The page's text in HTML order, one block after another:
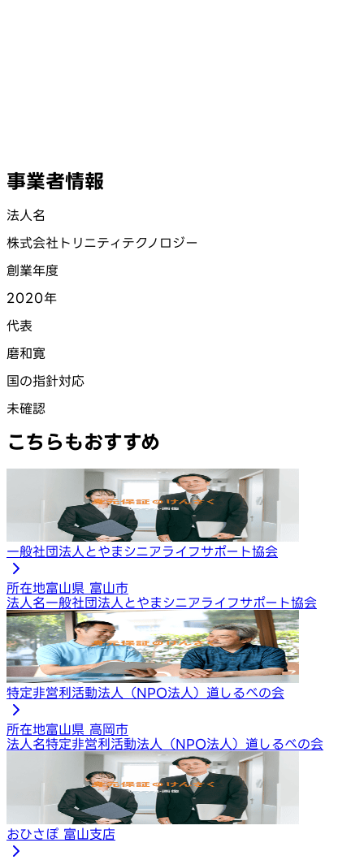
事業者情報
法人名
株式会社トリニティテクノロジー
創業年度
2020年
代表
磨和寛
国の指針対応
未確認
こちらもおすすめ
一般社団法人とやまシニアライフサポート協会
所在地富山県 富山市
法人名一般社団法人とやまシニアライフサポート協会
特定非営利活動法人（NPO法人）道しるべの会
所在地富山県 高岡市
法人名特定非営利活動法人（NPO法人）道しるべの会
おひさぽ 富山支店